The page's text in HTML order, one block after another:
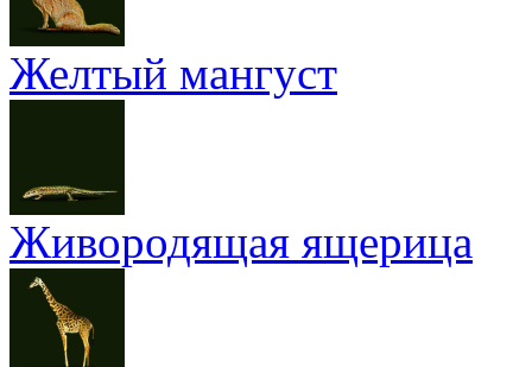
Желтый мангуст
Живородящая ящерица